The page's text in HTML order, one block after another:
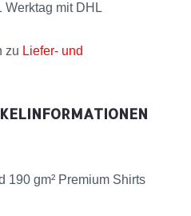
Werktag mit DHL
zu Liefer- und
190 gm² Premium Shirts